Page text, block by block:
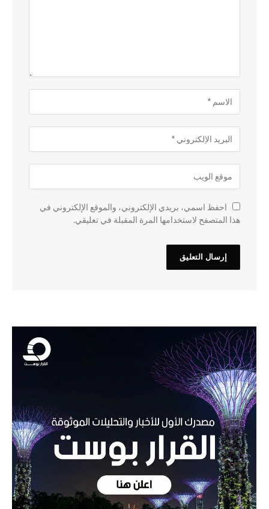
احفظ اسمي، بريدي الإلكتروني، والموقع الإلكتروني في
هذا المتصفح لاستخدامها المرة المقبلة في تعليقي.